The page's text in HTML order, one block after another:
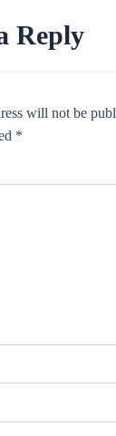
Reply
will not be
*